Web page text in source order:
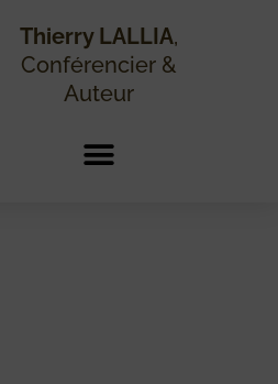
Thierry LALLIA,
Conférencier &
Auteur